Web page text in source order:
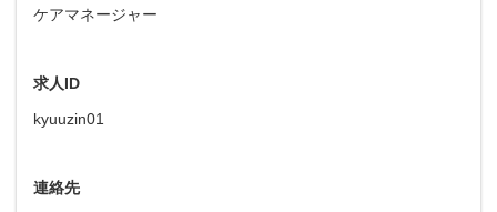
ケアマネージャー
求人ID
kyuuzin01
連絡先